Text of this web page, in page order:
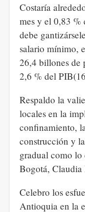
Costaría
mes y el 0,83
debe
salario mínimo,
26,4 billones de
2,6 % del
Respaldo la
locales en la
confinamiento,
construcción y
gradual como lo
Bogotá, Claudia
Celebro los
Antioquia en la